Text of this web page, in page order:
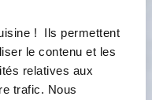
! Ils permettent
le contenu et les
relatives aux
trafic. Nous